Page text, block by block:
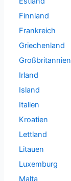
Finnland
Frankreich
Griechenland
Großbritannien
Irland
Island
Italien
Kroatien
Lettland
Litauen
Luxemburg
Malta